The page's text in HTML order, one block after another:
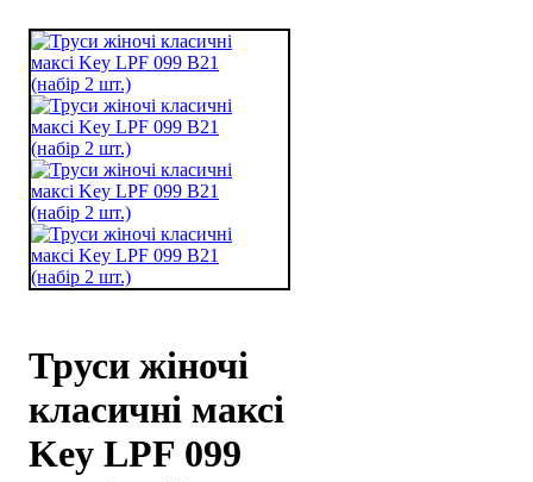
Труси жіночі
класичні максі
Key LPF 099